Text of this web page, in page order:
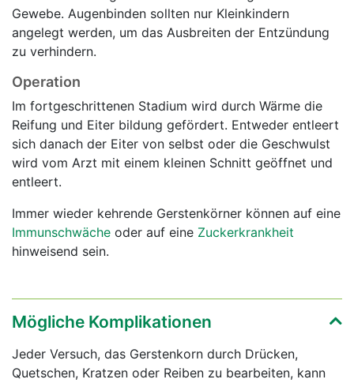
Gewebe. Augenbinden sollten nur Kleinkindern
angelegt werden, um das Ausbreiten der Entzündung
zu verhindern.
Operation
Im fortgeschrittenen Stadium wird durch Wärme die
Reifung und Eiter bildung gefördert. Entweder entleert
sich danach der Eiter von selbst oder die Geschwulst
wird vom Arzt mit einem kleinen Schnitt geöffnet und
entleert.
Immer wieder kehrende Gerstenkörner können auf eine
Immunschwäche oder auf eine Zuckerkrankheit
hinweisend sein.
Mögliche Komplikationen
Jeder Versuch, das Gerstenkorn durch Drücken,
Quetschen, Kratzen oder Reiben zu bearbeiten, kann